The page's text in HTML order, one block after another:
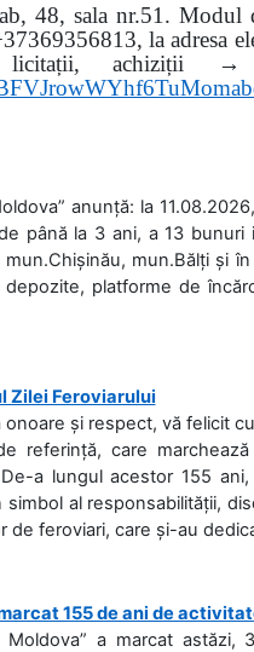
48, sala nr.51. Modul
la adresa
licitații,
anunță: la
până la 3 ani, a 13
mun.Bălți și
platforme de
Zilei Feroviarului
și respect, vă felicit
referință, care
a lungul acestor 155
al responsabilității,
de feroviari, care și-au
155 de ani de
a marcat